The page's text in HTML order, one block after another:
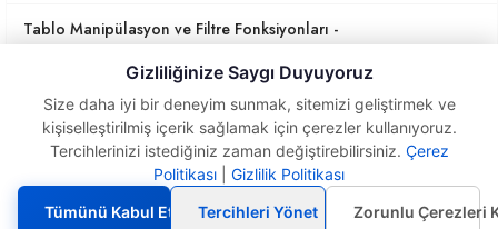
Tablo Manipülasyon ve Filtre Fonksiyonları -
Tablo Man. ve Filtre Fonk. - ADDCOLUMNS(),
SELECTCOLUMNS(), DISTINCT(), VALUES()
11:15
Fonksiyonları
Gizliliğinize Saygı Duyuyoruz
Size daha iyi bir deneyim sunmak, sitemizi geliştirmek ve
kişiselleştirilmiş içerik sağlamak için çerezler kullanıyoruz.
Tercihlerinizi istediğiniz zaman değiştirebilirsiniz. Çerez
Politikası
Gizlilik Politikası
Tümünü Kabul Et
Tercihleri Yönet Zorunlu Çerezleri